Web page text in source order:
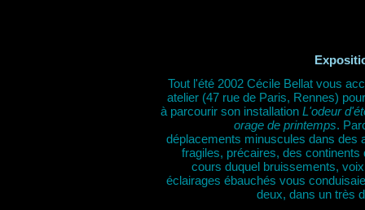
Tout l'été 2002 Cécile Bellat vous
atelier (47 rue de Paris, Rennes)
à parcourir son installation L'odeur
orage de printemps.
déplacements minuscules dans des
fragiles, précaires, des continents
cours duquel bruissements,
éclairages ébauchés vous
deux, dans un très